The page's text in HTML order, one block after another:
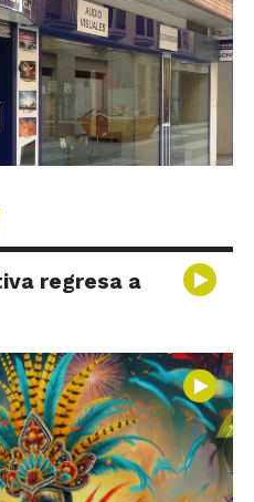
regresa a